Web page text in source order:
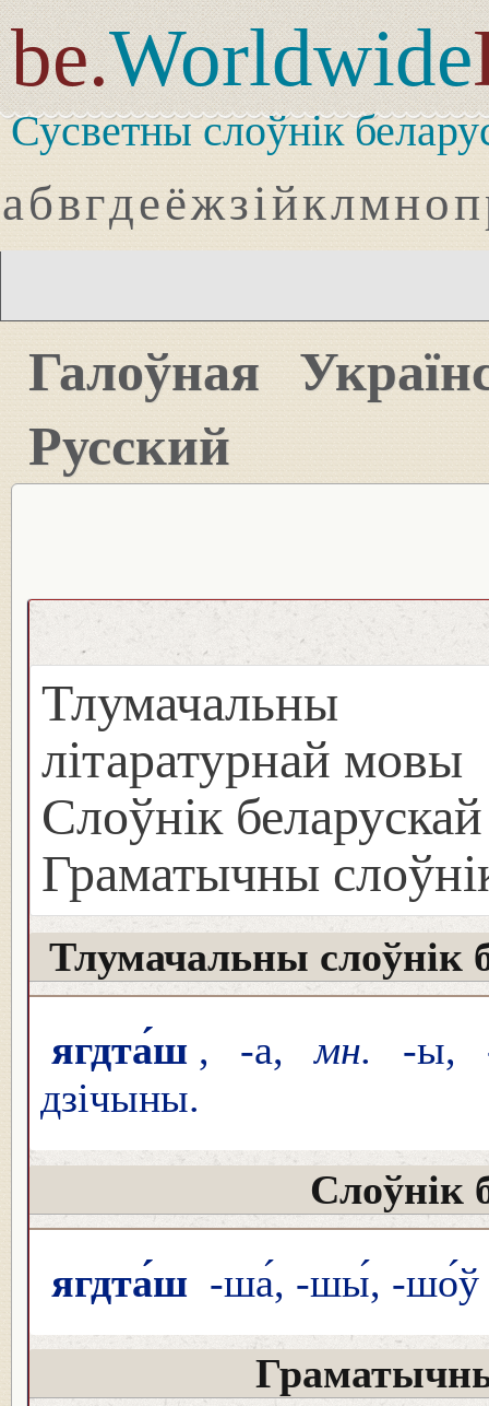
be.Worldwide
Сусветны слоўнік
абвгдеёжзійклмноп
Галоўная
Русский
Тлумачальны
літаратурнай мовы
Слоўнік
Граматычны
Тлумачальны слоўнік
ягдта́ш , -а,мн. -ы,
дзічыны.
Слоўнік
ягдта́ш -ша́, -шы́, -шо́ў